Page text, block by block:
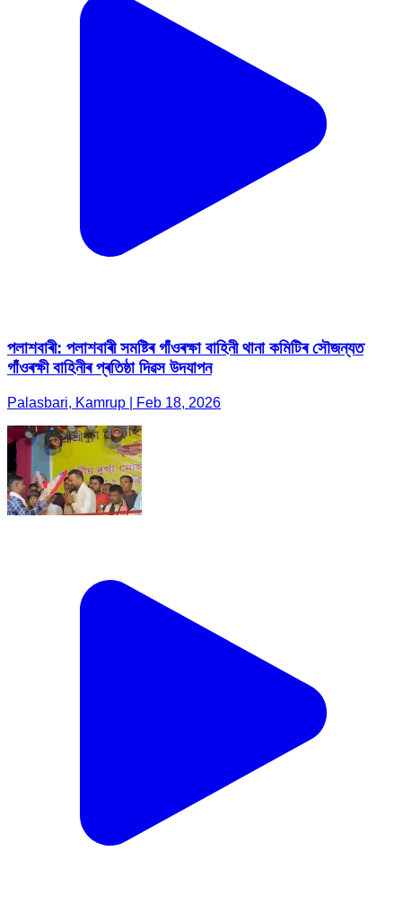
পলাশবাৰী: পলাশবাৰী সমষ্টিৰ গাঁওৰক্ষা বাহিনী থানা কমিটিৰ সৌজন্যত
গাঁওৰক্ষী বাহিনীৰ প্ৰতিষ্ঠা দিৱস উদযাপন
Palasbari, Kamrup | Feb 18, 2026